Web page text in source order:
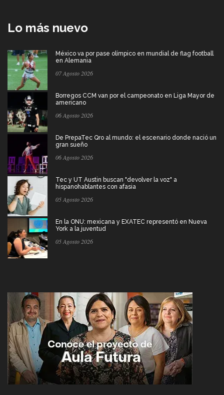
Lo más nuevo
México va por pase olímpico en mundial de flag football
en Alemania
07 Agosto 2026
Borregos CCM van por el campeonato en Liga Mayor de
americano
06 Agosto 2026
De PrepaTec Qro al mundo: el escenario donde nació un
gran sueño
06 Agosto 2026
Tec y UT Austin buscan "devolver la voz" a
hispanohablantes con afasia
05 Agosto 2026
En la ONU: mexicana y EXATEC representó en Nueva
York a la juventud
05 Agosto 2026